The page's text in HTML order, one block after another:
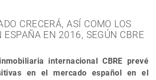
CRECERÁ, ASÍ COMO LOS
ESPAÑA EN 2016, SEGÚN CBRE
internacional CBRE prevé
en el mercado español en el